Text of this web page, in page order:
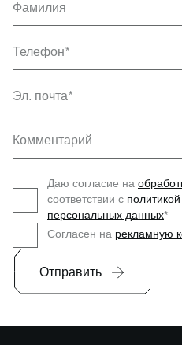
Фамилия
Телефон
Эл. почта
Комментарий
Даю согласие на
соответствии с
персональных данных*
Согласен на рекламную
Отправить